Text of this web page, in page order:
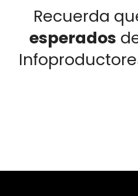
Recuerda
esperados